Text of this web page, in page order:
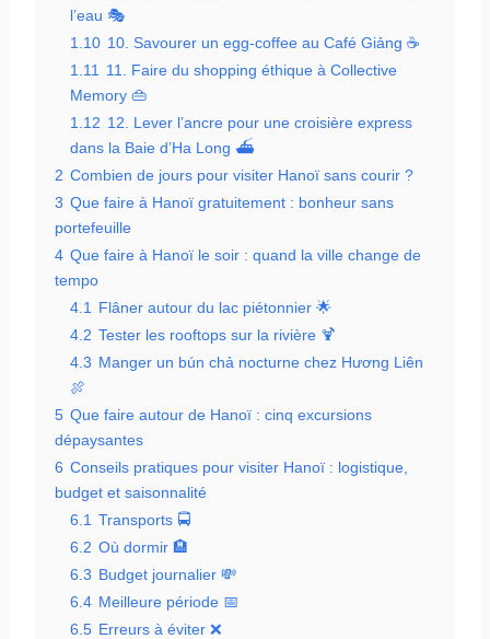
l’eau 🎭
1.10 10. Savourer un egg-coffee au Café Giảng ☕
1.11
11. Faire du shopping éthique à Collective
Memory 👜
1.12 12. Lever l’ancre pour une croisière express
dans la Baie d’Ha Long ⛴️
2 Combien de jours pour visiter Hanoï sans courir ?
3 Que faire à Hanoï gratuitement : bonheur sans
portefeuille
4 Que faire à Hanoï le soir : quand la ville change de
tempo
4.1
Flâner autour du lac piétonnier 🌟
4.2 Tester les rooftops sur la rivière 🍹
4.3 Manger un bún chả nocturne chez Hương Liên
🍖
5 Que faire autour de Hanoï : cinq excursions
dépaysantes
6 Conseils pratiques pour visiter Hanoï : logistique,
budget et saisonnalité
6.1 Transports 🚍
6.2 Où dormir 🏨
6.3 Budget journalier 💸
6.4 Meilleure période 📅
6.5 Erreurs à éviter ❌